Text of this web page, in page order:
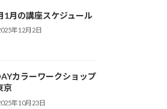
1月の講座スケジュール
年12月2日
カラーワークショップ
京
年10月23日